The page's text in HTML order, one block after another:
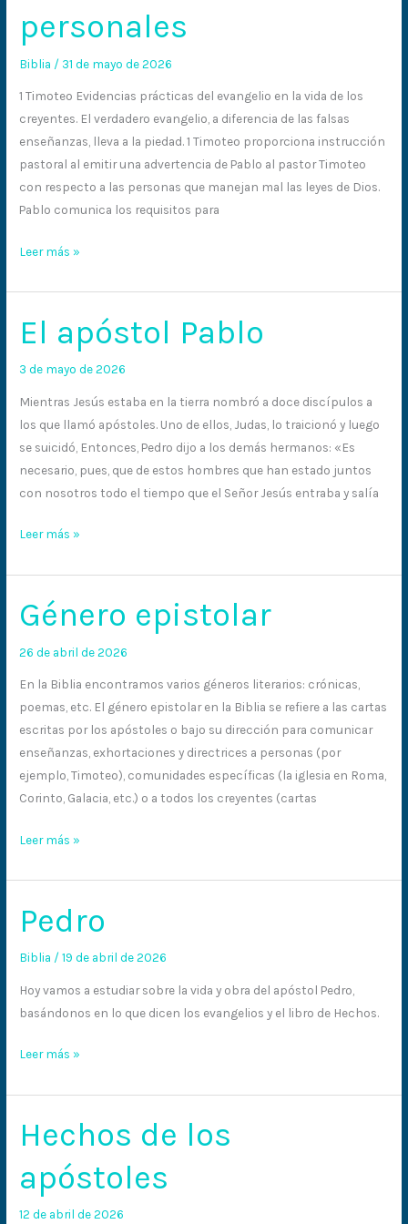
personales
Biblia / 31 de mayo de 2026
1 Timoteo Evidencias prácticas del evangelio en la vida de los
creyentes. El verdadero evangelio, a diferencia de las falsas
enseñanzas, lleva a la piedad. 1 Timoteo proporciona instrucción
pastoral al emitir una advertencia de Pablo al pastor Timoteo
con respecto a las personas que manejan mal las leyes de Dios.
Pablo comunica los requisitos para
Pablo
personales
Leer más »
El apóstol Pablo
3 de mayo de 2026
Mientras Jesús estaba en la tierra nombró a doce discípulos a
los que llamó apóstoles. Uno de ellos, Judas, lo traicionó y luego
se suicidó, Entonces, Pedro dijo a los demás hermanos: «Es
necesario, pues, que de estos hombres que han estado juntos
con nosotros todo el tiempo que el Señor Jesús entraba y salía
El
apóstol
Pablo
Leer más »
Género epistolar
26 de abril de 2026
En la Biblia encontramos varios géneros literarios: crónicas,
poemas, etc. El género epistolar en la Biblia se refiere a las cartas
escritas por los apóstoles o bajo su dirección para comunicar
enseñanzas, exhortaciones y directrices a personas (por
ejemplo, Timoteo), comunidades específicas (la iglesia en Roma,
Corinto, Galacia, etc.) o a todos los creyentes (cartas
Género
epistolar
Leer más »
Pedro
Biblia /19 de abril de 2026
Hoy vamos a estudiar sobre la vida y obra del apóstol Pedro,
basándonos en lo que dicen los evangelios y el libro de Hechos.
Pedro
Leer más »
Hechos de los
apóstoles
12 de abril de 2026
Hechos
de
los
apóstoles